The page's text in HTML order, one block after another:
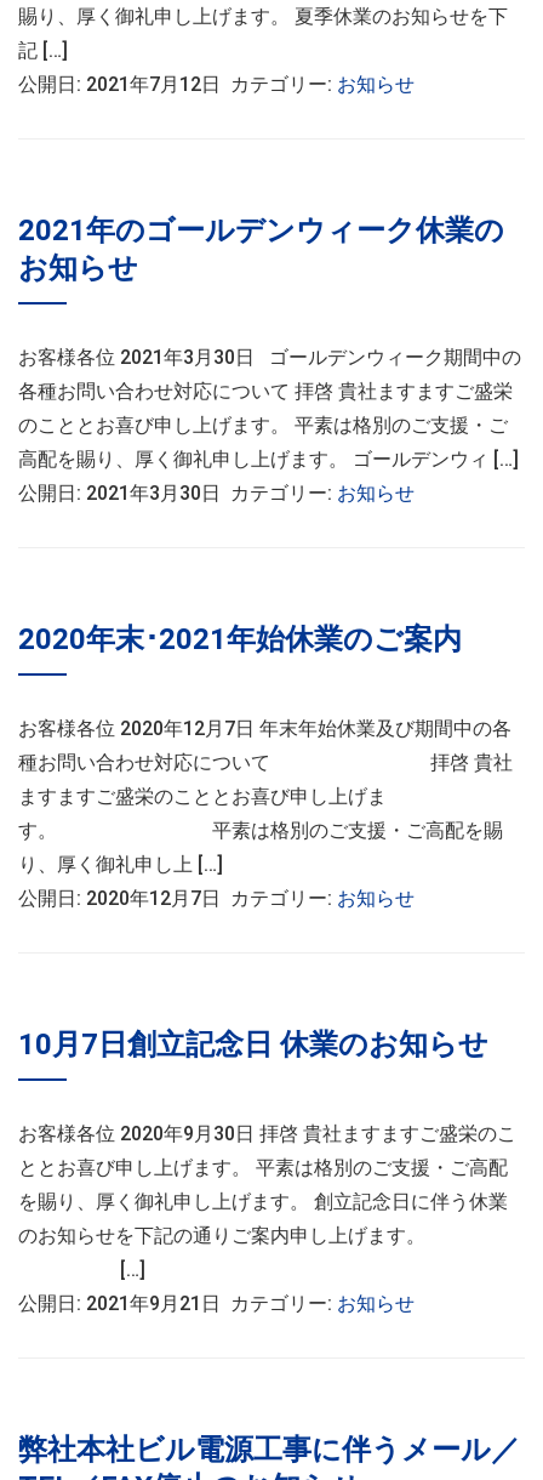
賜り、厚く御礼申し上げます。 夏季休業のお知らせを下
記 […]
公開日: 2021年7月12日 カテゴリー: お知らせ
2021年のゴールデンウィーク休業の
お知らせ
お客様各位 2021年3月30日 ゴールデンウィーク期間中の
各種お問い合わせ対応について 拝啓 貴社ますますご盛栄
のこととお喜び申し上げます。 平素は格別のご支援・ご
高配を賜り、厚く御礼申し上げます。 ゴールデンウィ […]
公開日: 2021年3月30日 カテゴリー: お知らせ
2020年末･2021年始休業のご案内
お客様各位 2020年12月7日 年末年始休業及び期間中の各
種お問い合わせ対応について 拝啓 貴社
ますますご盛栄のこととお喜び申し上げま
す。 平素は格別のご支援・ご高配を賜
り、厚く御礼申し上 […]
公開日: 2020年12月7日 カテゴリー: お知らせ
10月7日創立記念日 休業のお知らせ
お客様各位 2020年9月30日 拝啓 貴社ますますご盛栄のこ
ととお喜び申し上げます。 平素は格別のご支援・ご高配
を賜り、厚く御礼申し上げます。 創立記念日に伴う休業
のお知らせを下記の通りご案内申し上げます。
[…]
公開日: 2021年9月21日 カテゴリー: お知らせ
弊社本社ビル電源工事に伴うメール／